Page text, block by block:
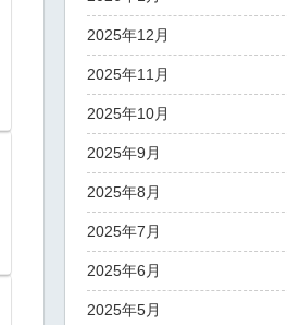
2025年12月
2025年11月
2025年10月
2025年9月
2025年8月
2025年7月
2025年6月
2025年5月